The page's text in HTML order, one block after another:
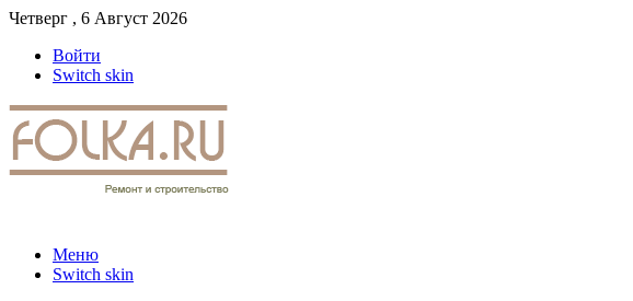
Четверг , 6 Август 2026
Войти
Switch skin
Меню
Switch skin